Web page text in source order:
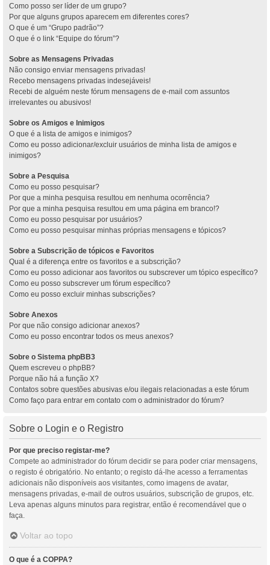
Como posso ser líder de um grupo?
Por que alguns grupos aparecem em diferentes cores?
O que é um “Grupo padrão”?
O que é o link “Equipe do fórum”?
Sobre as Mensagens Privadas
Não consigo enviar mensagens privadas!
Recebo mensagens privadas indesejáveis!
Recebi de alguém neste fórum mensagens de e-mail com assuntos
irrelevantes ou abusivos!
Sobre os Amigos e Inimigos
O que é a lista de amigos e inimigos?
Como eu posso adicionar/excluir usuários de minha lista de amigos e
inimigos?
Sobre a Pesquisa
Como eu posso pesquisar?
Por que a minha pesquisa resultou em nenhuma ocorrência?
Por que a minha pesquisa resultou em uma página em branco!?
Como eu posso pesquisar por usuários?
Como eu posso pesquisar minhas próprias mensagens e tópicos?
Sobre a Subscrição de tópicos e Favoritos
Qual é a diferença entre os favoritos e a subscrição?
Como eu posso adicionar aos favoritos ou subscrever um tópico específico?
Como eu posso subscrever um fórum específico?
Como eu posso excluir minhas subscrições?
Sobre Anexos
Por que não consigo adicionar anexos?
Como eu posso encontrar todos os meus anexos?
Sobre o Sistema phpBB3
Quem escreveu o phpBB?
Porque não há a função X?
Contatos sobre questões abusivas e/ou ilegais relacionadas a este fórum
Como faço para entrar em contato com o administrador do fórum?
Sobre o Login e o Registro
Por que preciso registar-me?
Compete ao administrador do fórum decidir se para poder criar mensagens,
o registo é obrigatório. No entanto; o registo dá-lhe acesso a ferramentas
adicionais não disponíveis aos visitantes, como imagens de avatar,
mensagens privadas, e-mail de outros usuários, subscrição de grupos, etc.
Leva apenas alguns minutos para registrar, então é recomendável que o
faça.
Voltar ao topo
O que é a COPPA?